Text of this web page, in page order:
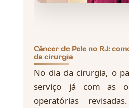
Câncer de Pele no RJ:
da cirurgia
No dia da cirurgia, o
serviço já com as
operatórias